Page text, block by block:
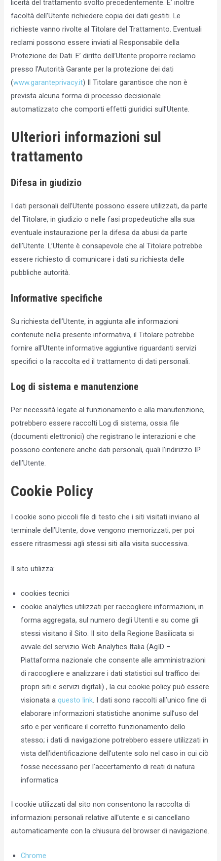
liceità del trattamento svolto precedentemente. E’ inoltre
facoltà dell’Utente richiedere copia dei dati gestiti. Le
richieste vanno rivolte al Titolare del Trattamento. Eventuali
reclami possono essere inviati al Responsabile della
Protezione dei Dati. E’ diritto dell’Utente proporre reclamo
presso l’Autorità Garante per la protezione dei dati
(www.garanteprivacy.it) Il Titolare garantisce che non è
prevista alcuna forma di processo decisionale
automatizzato che comporti effetti giuridici sull’Utente.
Ulteriori informazioni sul
trattamento
Difesa in giudizio
I dati personali dell’Utente possono essere utilizzati, da parte
del Titolare, in giudizio o nelle fasi propedeutiche alla sua
eventuale instaurazione per la difesa da abusi da parte
dell’Utente. L’Utente è consapevole che al Titolare potrebbe
essere richiesto di comunicare i dati su richiesta delle
pubbliche autorità.
Informative specifiche
Su richiesta dell’Utente, in aggiunta alle informazioni
contenute nella presente informativa, il Titolare potrebbe
fornire all’Utente informative aggiuntive riguardanti servizi
specifici o la raccolta ed il trattamento di dati personali.
Log di sistema e manutenzione
Per necessità legate al funzionamento e alla manutenzione,
potrebbero essere raccolti Log di sistema, ossia file
(documenti elettronici) che registrano le interazioni e che
possono contenere anche dati personali, quali l’indirizzo IP
dell’Utente.
Cookie Policy
I cookie sono piccoli file di testo che i siti visitati inviano al
terminale dell’Utente, dove vengono memorizzati, per poi
essere ritrasmessi agli stessi siti alla visita successiva.
Il sito utilizza:
cookies tecnici
cookie analytics utilizzati per raccogliere informazioni, in
forma aggregata, sul numero degli Utenti e su come gli
stessi visitano il Sito. Il sito della Regione Basilicata si
avvale del servizio Web Analytics Italia (AgID –
Piattaforma nazionale che consente alle amministrazioni
di raccogliere e analizzare i dati statistici sul traffico dei
propri siti e servizi digitali) , la cui cookie policy può essere
visionata aquesto link. I dati sono raccolti all’unico fine di
elaborare informazioni statistiche anonime sull’uso del
sito e per verificare il corretto funzionamento dello
stesso; i dati di navigazione potrebbero essere utilizzati in
vista dell’identificazione dell’utente solo nel caso in cui ciò
fosse necessario per l’accertamento di reati di natura
informatica
I cookie utilizzati dal sito non consentono la raccolta di
informazioni personali relative all’utente e si cancellano
automaticamente con la chiusura del browser di navigazione.
Chrome